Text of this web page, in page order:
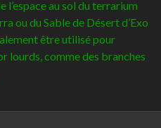
l’espace au sol du terrarium
ou du Sable de Désert d’Exo
être utilisé pour
lourds, comme des branches